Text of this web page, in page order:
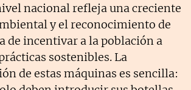
nacional refleja una creciente
y el reconocimiento de
de incentivar a la población a
sostenibles. La
de estas máquinas es sencilla: